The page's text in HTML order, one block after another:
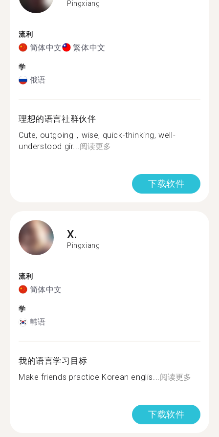
Pingxiang
流利
简体中文 繁体中文
学
俄语
理想的语言社群伙伴
Cute, outgoing，wise, quick-thinking, well-
understood gir...阅读更多
下载软件
X.
Pingxiang
流利
简体中文
学
韩语
我的语言学习目标
Make friends practice Korean englis...阅读更多
下载软件